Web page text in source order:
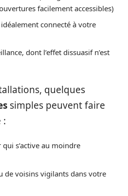
facilement accessibles)
connecté à votre
dont l’effet dissuasif n’est
quelques
simples peuvent faire
:
s’active au moindre
de voisins vigilants dans votre